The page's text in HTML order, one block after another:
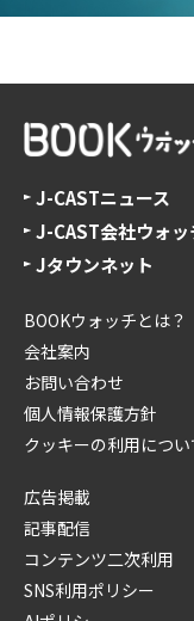
J-CASTニュース
J-CAST会社ウォッ
Jタウンネット
BOOKウォッチとは？
会社案内
お問い合わせ
個人情報保護方針
クッキーの利用につい
広告掲載
記事配信
コンテンツ二次利用
SNS利用ポリシー